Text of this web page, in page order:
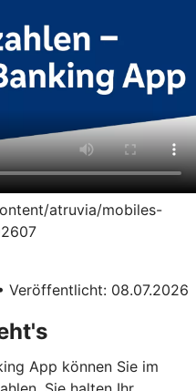
atruvia/mobiles-
Veröffentlicht: 08.07.2026
App können Sie im